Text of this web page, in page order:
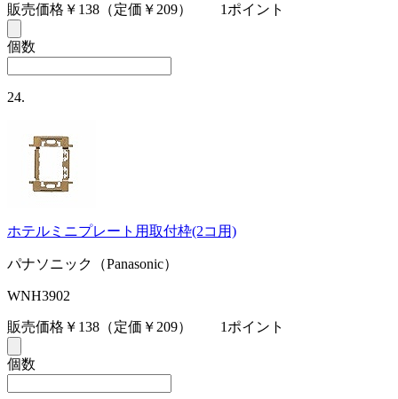
販売価格￥138 （定価￥209） 1ポイント
個数
24.
ホテルミニプレート用取付枠(2コ用)
パナソニック（Panasonic）
WNH3902
販売価格￥138 （定価￥209） 1ポイント
個数